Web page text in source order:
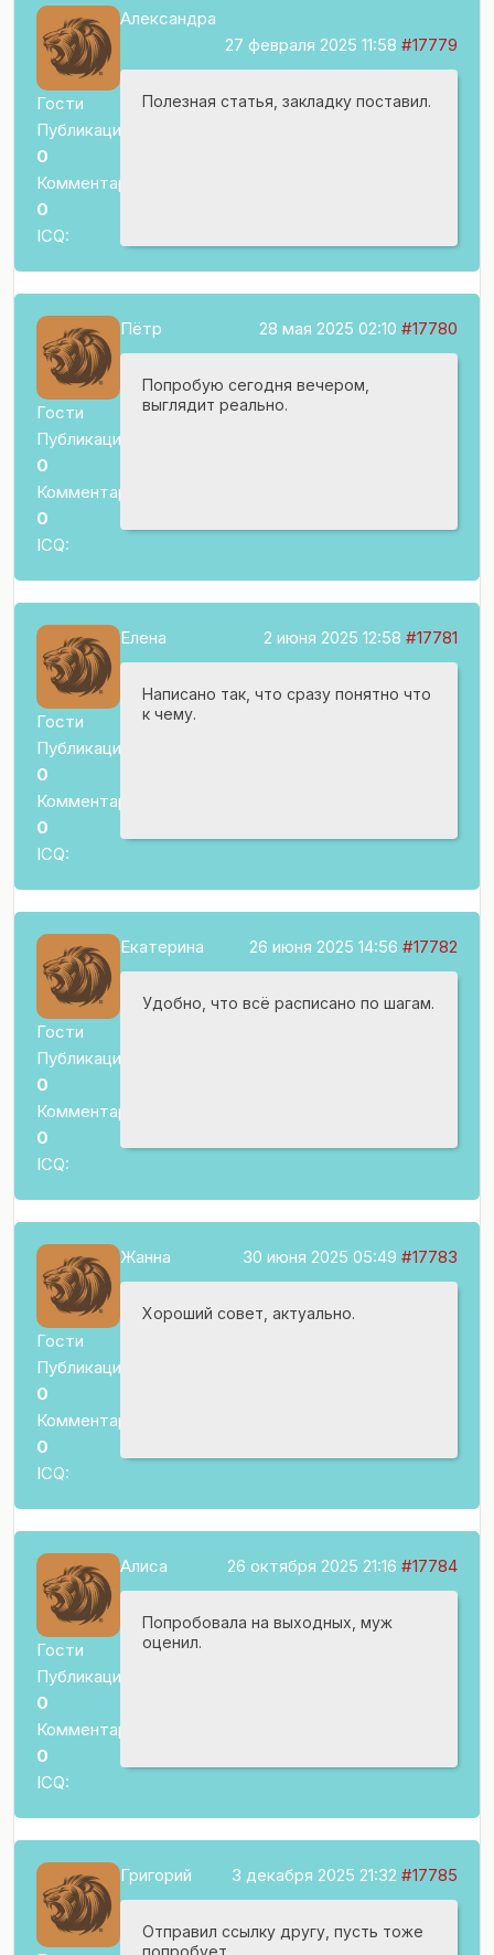
Гости
Публикаций:
0
Комментариев:
0
ICQ:
Александра
27 февраля 2025 11:58 #17779
Полезная статья, закладку поставил.
Гости
Публикаций:
0
Комментариев:
0
ICQ:
Пётр 28 мая 2025 02:10 #17780
Попробую сегодня вечером,
выглядит реально.
Гости
Публикаций:
0
Комментариев:
0
ICQ:
Елена 2 июня 2025 12:58 #17781
Написано так, что сразу понятно что
к чему.
Гости
Публикаций:
0
Комментариев:
0
ICQ:
Екатерина 26 июня 2025 14:56 #17782
Удобно, что всё расписано по шагам.
Гости
Публикаций:
0
Комментариев:
0
ICQ:
Жанна 30 июня 2025 05:49 #17783
Хороший совет, актуально.
Гости
Публикаций:
0
Комментариев:
0
ICQ:
Алиса 26 октября 2025 21:16 #17784
Попробовала на выходных, муж
оценил.
Григорий 3 декабря 2025 21:32 #17785
Отправил ссылку другу, пусть тоже